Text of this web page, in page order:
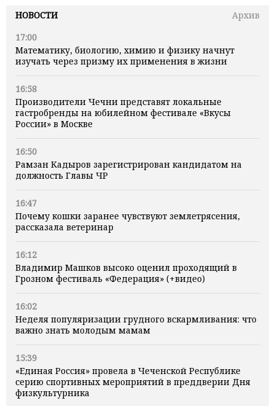
НОВОСТИ
Архив
17:00
Математику, биологию, химию и физику начнут
изучать через призму их применения в жизни
16:58
Производители Чечни представят локальные
гастробренды на юбилейном фестивале «Вкусы
России» в Москве
16:50
Рамзан Кадыров зарегистрирован кандидатом на
должность Главы ЧР
16:47
Почему кошки заранее чувствуют землетрясения,
рассказала ветеринар
16:12
Владимир Машков высоко оценил проходящий в
Грозном фестиваль «Федерация» (+видео)
16:02
Неделя популяризации грудного вскармливания: что
важно знать молодым мамам
15:39
«Единая Россия» провела в Чеченской Республике
серию спортивных мероприятий в преддверии Дня
физкультурника